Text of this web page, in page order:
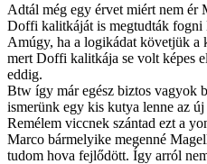
Adtál még egy érvet miért nem ér
Doffi kalitkáját is megtudták fogni
Amúgy, ha a logikádat követjük a
mert Doffi kalitkája se volt képes
eddig.
Btw így már egész biztos vagyok
ismerünk egy kis kutya lenne az
Remélem viccnek szántad ezt a
Marco bármelyike megenné
tudom hova fejlődött. Így arról